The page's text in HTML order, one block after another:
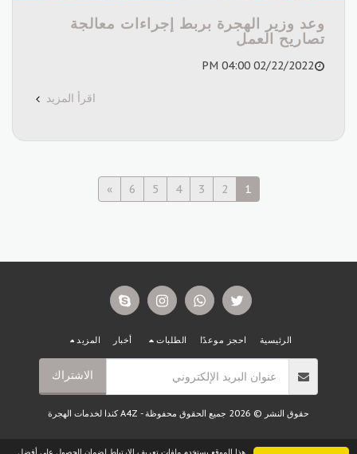
هذا الموقع يستخدم ملفات تعريف الارتباط لضمان الحصول على أفضل
وعد وزير الهجرة بربط إجراءات معالجة
تصاريح العمل
02/22/2022 04:00 PM
اقرأ المزيد
1
2
3
4
5
6
»
الرئيسية احجز موعدًا الطلبات أخبار المزيد
الاشتراك
حقوق النشر © 2026 جميع الحقوق محفوظة - A4Z كندا لخدمات الهجرة